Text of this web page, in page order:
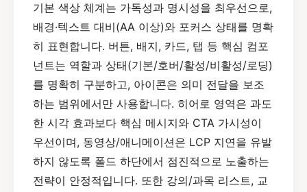
기본 색상 체계는 가독성과 명시성을 최우선으로,
배경·텍스트 대비(AA 이상)와 포커스 상태를 명확
히 표현합니다. 버튼, 배지, 카드, 탭 등 핵심 컴포
넌트는 역할과 상태(기본/호버/활성/비활성/로딩)
를 명확히 구분하고, 아이콘은 의미 전달을 보조
하는 범위에서만 사용합니다. 히어로 영역은 과도
한 시각 효과보다 핵심 메시지와 CTA 가시성이
우선이며, 동영상/애니메이션은 LCP 지연을 유발
하지 않도록 폴드 하단에서 점진적으로 노출하는
전략이 안정적입니다. 또한 강의/과목 리스트, 교